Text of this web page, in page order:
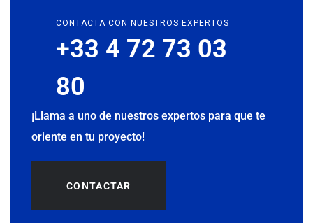
CONTACTA CON NUESTROS EXPERTOS
+33 4 72 73 03
80
¡Llama a uno de nuestros expertos para que te
oriente en tu proyecto!
CONTACTAR